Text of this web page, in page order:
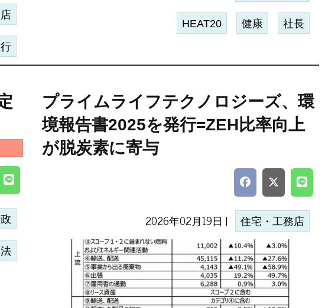
HEAT20 健康 社長
プライムライフテクノロジーズ、環
境報告書2025を発行=ZEH比率向上
が脱炭素に寄与
2026年02月19日 | 住宅・工務店